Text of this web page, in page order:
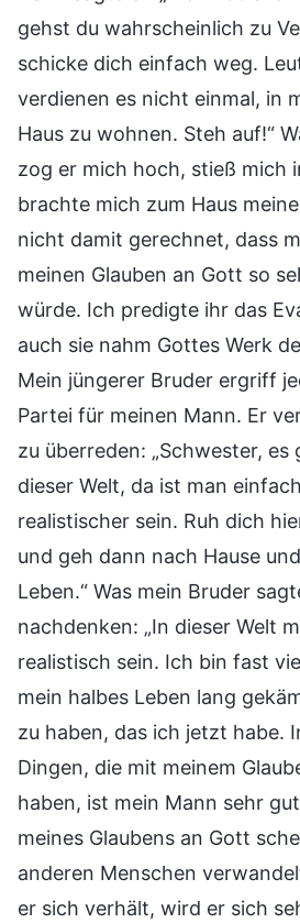
gehst du wahrscheinlich zu
schicke dich einfach weg.
verdienen es nicht einmal, in
Haus zu wohnen. Steh auf!“
zog er mich hoch, stieß mich
brachte mich zum Haus
nicht damit gerechnet, dass
meinen Glauben an Gott so
würde. Ich predigte ihr das
auch sie nahm Gottes Werk
Mein jüngerer Bruder ergriff
Partei für meinen Mann. Er
zu überreden: „Schwester, es
dieser Welt, da ist man
realistischer sein. Ruh dich
und geh dann nach Hause
Leben.“ Was mein Bruder
nachdenken: „In dieser Welt
realistisch sein. Ich bin fast
mein halbes Leben lang
zu haben, das ich jetzt habe.
Dingen, die mit meinem
haben, ist mein Mann sehr
meines Glaubens an Gott
anderen Menschen
er sich verhält, wird er sich